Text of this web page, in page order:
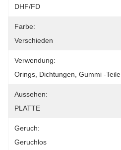
DHF/FD
Farbe:
Verschieden
Verwendung:
Orings, Dichtungen, Gummi -Teile
Aussehen:
PLATTE
Geruch:
Geruchlos